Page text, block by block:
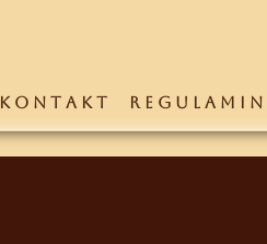
K O N T A K T R E G U L A M I N